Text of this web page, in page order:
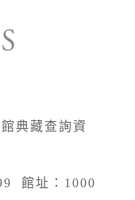
典藏查詢資
館址：1000